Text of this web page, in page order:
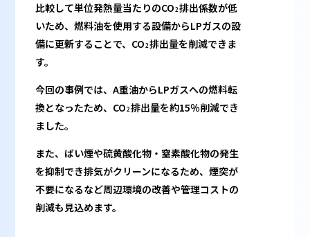
比較して単位発熱量当たりのCO 2 排出係数が低
いため、燃料油を使用する設備からLPガスの設
備に更新することで、CO 2 排出量を削減できま
す。
今回の事例では、A重油からLPガスへの燃料転
換となったため、CO 2 排出量を約15％削減でき
ました。
また、ばい煙や硫黄酸化物・窒素酸化物の発生
を抑制でき排気がクリーンになるため、煙突が
不要になるなど周辺環境の改善や管理コストの
削減も見込めます。